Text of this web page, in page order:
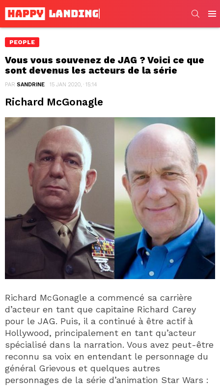
PEOPLE
Vous vous souvenez de JAG ? Voici ce que
sont devenus les acteurs de la série
PAR SANDRINE 15 JAN 2020, · 15:14
Richard McGonagle
Richard McGonagle a commencé sa carrière
d’acteur en tant que capitaine Richard Carey
pour le JAG. Puis, il a continué à être actif à
Hollywood, principalement en tant qu’acteur
spécialisé dans la narration. Vous avez peut-être
reconnu sa voix en entendant le personnage du
général Grievous et quelques autres
personnages de la série d’animation Star Wars :